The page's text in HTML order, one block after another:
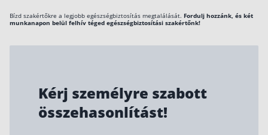
Bízd szakértőkre a legjobb egészségbiztosítás megtalálását. Fordulj hozzánk, és két
munkanapon belül felhív téged egészségbiztosítási szakértőnk!
Kérj személyre szabott
összehasonlítást!